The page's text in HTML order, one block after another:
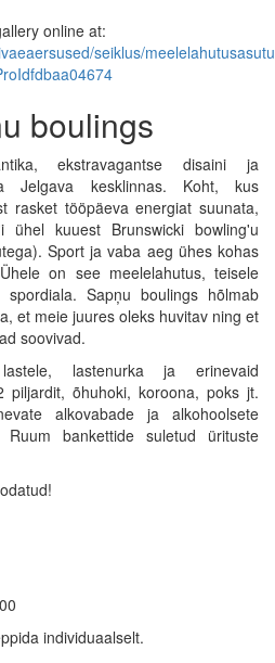
online at:
seiklus/
boulings
ekstravagantse disaini ja
Jelgava kesklinnas. Koht, kus
rasket tööpäeva energiat suunata,
ühel kuuest Brunswicki bowling'u
Sport ja vaba aeg ühes kohas
on see meelelahutus, teisele
Sapņu boulings hõlmab
et meie juures oleks huvitav ning et
soovivad.
lastenurka ja erinevaid
piljardit, õhuhoki, koroona, poks jt.
alkovabade ja alkohoolsete
bankettide suletud ürituste
individuaalselt.